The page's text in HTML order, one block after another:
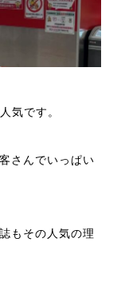
気です。
さんでいっぱい
もその人気の理